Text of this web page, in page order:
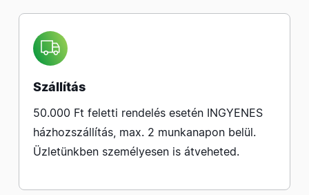
Szállítás
50.000 Ft feletti rendelés esetén INGYENES
házhozszállítás, max. 2 munkanapon belül.
Üzletünkben személyesen is átveheted.